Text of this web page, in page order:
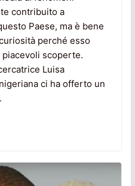
contribuito a
Paese, ma è bene
perché esso
scoperte.
Luisa
ci ha offerto un